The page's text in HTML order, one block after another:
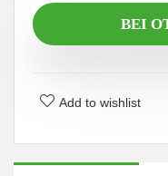
BEI
Add to wishlist